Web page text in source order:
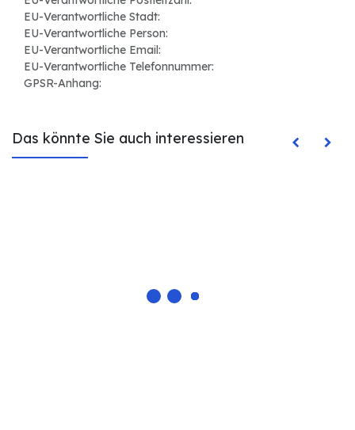
EU-Verantwortliche Stadt:
EU-Verantwortliche Person:
EU-Verantwortliche Email:
EU-Verantwortliche Telefonnummer:
GPSR-Anhang:
Das könnte Sie auch interessieren